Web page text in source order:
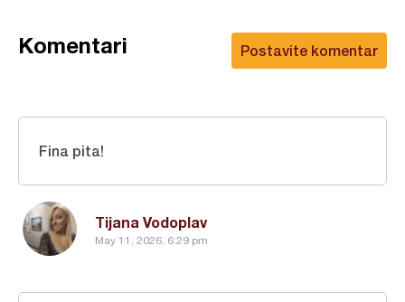
Postavite komentar
Komentari
Tijana Vodoplav
May 11, 2026, 6:29 pm
Fina pita!